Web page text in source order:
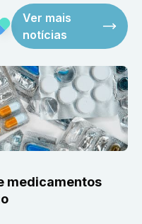
Ver mais
notícias
medicamentos